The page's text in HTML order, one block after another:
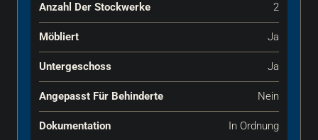
Anzahl Der Stockwerke 2
Möbliert Ja
Untergeschoss Ja
Angepasst Für Behinderte Nein
Dokumentation In Ordnung